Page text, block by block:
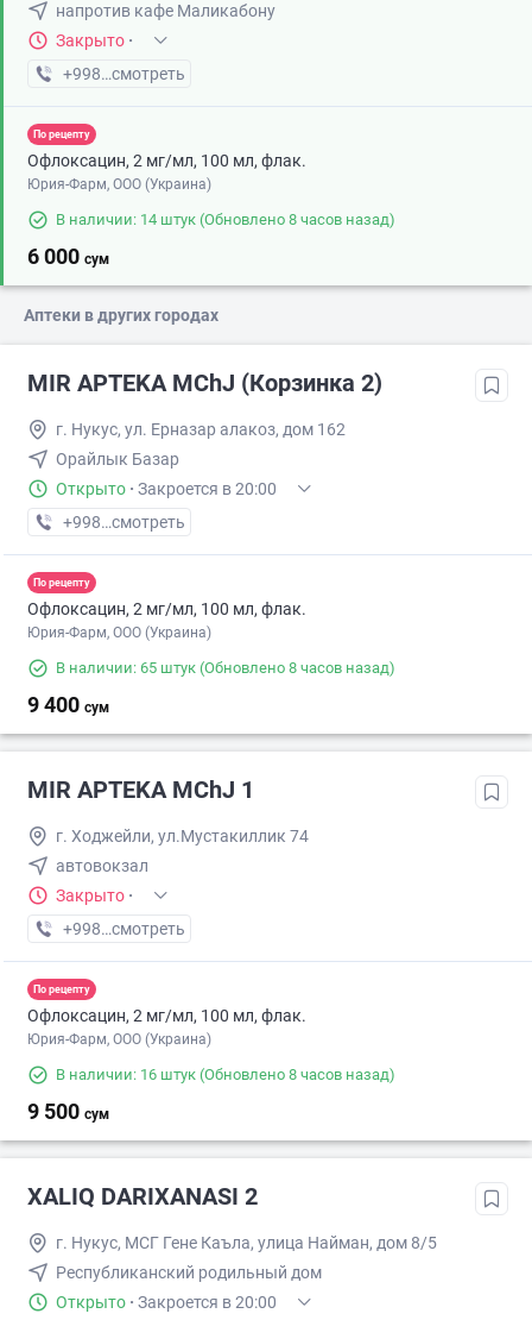
напротив кафе Маликабону
Закрыто ·
+998 (91) XXX-XX-XX
смотреть
По рецепту
Офлоксацин, 2 мг/мл, 100 мл, флак.
Юрия-Фарм, ООО (Украина)
В наличии: 14 штук (Обновлено 8 часов назад)
6 000 сум
Аптеки в других городах
MIR APTEKA MChJ (Корзинка 2)
г. Нукус, ул. Ерназар алакоз, дом 162
Орайлык Базар
Открыто · Закроется в 20:00
+998 (94) XXX-XX-XX
смотреть
По рецепту
Офлоксацин, 2 мг/мл, 100 мл, флак.
Юрия-Фарм, ООО (Украина)
В наличии: 65 штук (Обновлено 8 часов назад)
9 400 сум
MIR APTEKA MChJ 1
г. Ходжейли, ул.Мустакиллик 74
автовокзал
Закрыто ·
+998 (93) XXX-XX-XX
смотреть
По рецепту
Офлоксацин, 2 мг/мл, 100 мл, флак.
Юрия-Фарм, ООО (Украина)
В наличии: 16 штук (Обновлено 8 часов назад)
9 500 сум
XALIQ DARIXANASI 2
г. Нукус, МСГ Гене Каъла, улица Найман, дом 8/5
Республиканский родильный дом
Открыто · Закроется в 20:00